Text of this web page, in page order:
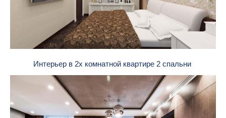
Интерьер в 2х комнатной квартире 2 спальни